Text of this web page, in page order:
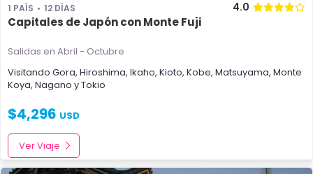
1 PAÍS 12 DÍAS 4.0
Capitales de Japón con Monte Fuji
Salidas en Abril - Octubre
Visitando Gora, Hiroshima, Ikaho, Kioto, Kobe, Matsuyama, Monte
Koya, Nagano yTokio
$4,296 USD
Ver Viaje